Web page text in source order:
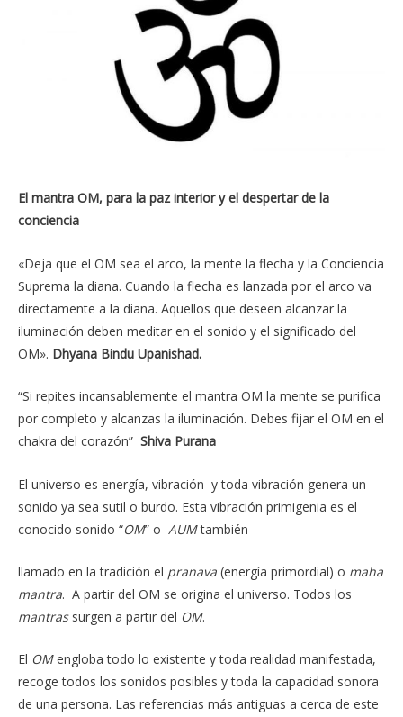
El mantra OM, para la paz interior y el despertar de la
conciencia
«Deja que el OM sea el arco, la mente la flecha y la Conciencia
Suprema la diana. Cuando la flecha es lanzada por el arco va
directamente a la diana. Aquellos que deseen alcanzar la
iluminación deben meditar en el sonido y el significado del
OM». Dhyana Bindu Upanishad.
“Si repites incansablemente el mantra OM la mente se purifica
por completo y alcanzas la iluminación. Debes fijar el OM en el
chakra del corazón” Shiva Purana
El universo es energía, vibración y toda vibración genera un
sonido ya sea sutil o burdo. Esta vibración primigenia es el
conocido sonido “OM” o AUMtambién
llamado en la tradición el pranava (energía primordial) o maha
mantra. A partir del OM se origina el universo. Todos los
mantrassurgen a partir del OM.
El OMengloba todo lo existente y toda realidad manifestada,
recoge todos los sonidos posibles y toda la capacidad sonora
de una persona. Las referencias más antiguas a cerca de este